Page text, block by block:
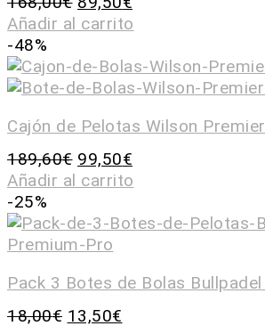
Añadir al carrito
-48%
Cajón de Pelotas Wilson
189,60€ 99,50€
Añadir al carrito
-25%
Pack 3 Botes de Bolas
18,00€ 13,50€